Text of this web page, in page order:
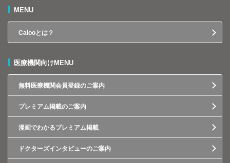
MENU
Calooとは？
医療機関向けMENU
無料医療機関会員登録のご案内
プレミアム掲載のご案内
漫画でわかるプレミアム掲載
ドクターズインタビューのご案内